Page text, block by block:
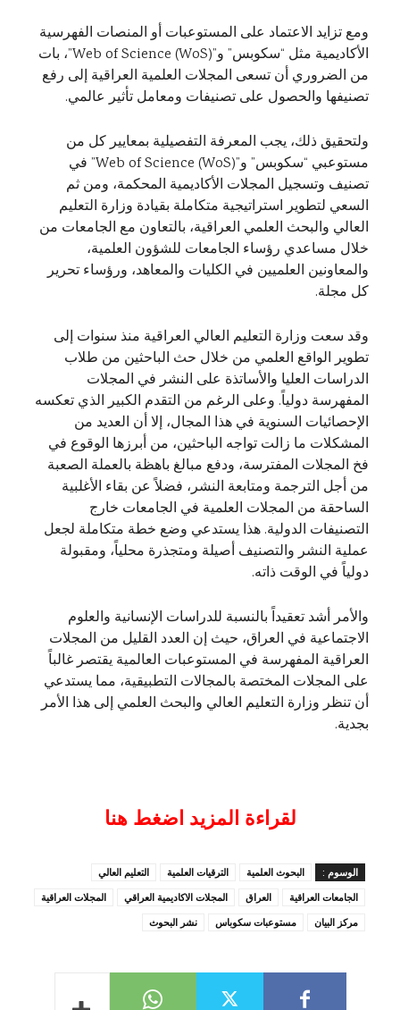
ومع تزايد الاعتماد على المستوعبات أو المنصات الفهرسية
الأكاديمية مثل “سكوبس” و”Web of Science (WoS)”، بات
من الضروري أن تسعى المجلات العلمية العراقية إلى رفع
تصنيفها والحصول على تصنيفات ومعامل تأثير عالمي.
ولتحقيق ذلك، يجب المعرفة التفصيلية بمعايير كل من
مستوعبي “سكوبس” و”Web of Science (WoS)” في
تصنيف وتسجيل المجلات الأكاديمية المحكمة، ومن ثم
السعي لتطوير استراتيجية متكاملة بقيادة وزارة التعليم
العالي والبحث العلمي العراقية، بالتعاون مع الجامعات من
خلال مساعدي رؤساء الجامعات للشؤون العلمية،
والمعاونين العلميين في الكليات والمعاهد، ورؤساء تحرير
كل مجلة.
وقد سعت وزارة التعليم العالي العراقية منذ سنوات إلى
تطوير الواقع العلمي من خلال حث الباحثين من طلاب
الدراسات العليا والأساتذة على النشر في المجلات
المفهرسة دولياً. وعلى الرغم من التقدم الكبير الذي تعكسه
الإحصائيات السنوية في هذا المجال، إلا أن العديد من
المشكلات ما زالت تواجه الباحثين، من أبرزها الوقوع في
فخ المجلات المفترسة، ودفع مبالغ باهظة بالعملة الصعبة
من أجل الترجمة ومتابعة النشر، فضلاً عن بقاء الأغلبية
الساحقة من المجلات العلمية في الجامعات خارج
التصنيفات الدولية. هذا يستدعي وضع خطة متكاملة لجعل
عملية النشر والتصنيف أصيلة ومتجذرة محلياً، ومقبولة
دولياً في الوقت ذاته.
والأمر أشد تعقيداً بالنسبة للدراسات الإنسانية والعلوم
الاجتماعية في العراق، حيث إن العدد القليل من المجلات
العراقية المفهرسة في المستوعبات العالمية يقتصر غالباً
على المجلات المختصة بالمجالات التطبيقية، مما يستدعي
أن تنظر وزارة التعليم العالي والبحث العلمي إلى هذا الأمر
بجدية.
لقراءة المزيد اضغط هنا
الوسوم : البحوث العلمية الترقيات العلمية
التعليم العالي
الجامعات العراقية
العراق المجلات الاكاديمية العراقي
المجلات العراقية
مركز البيان
مستوعبات سكوباس نشر البحوث